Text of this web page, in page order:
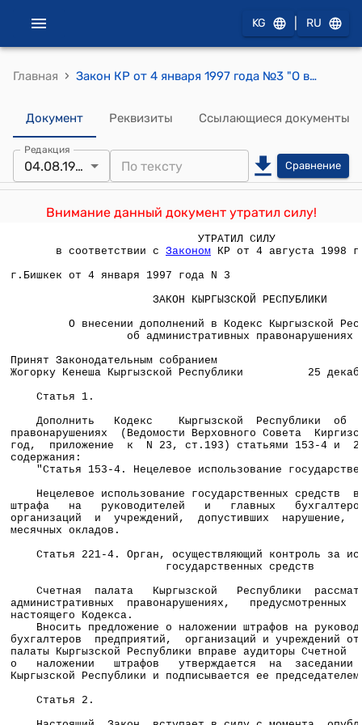
KG RU
Главная › Закон КР от 4 января 1997 года №3 "О внесении дополнений в Кодекс Кыргызской Республики об административных правонарушениях"
Документ Реквизиты Ссылающиеся документы
Редакция
04.08.1998 Сравнение
Внимание данный документ утратил силу!